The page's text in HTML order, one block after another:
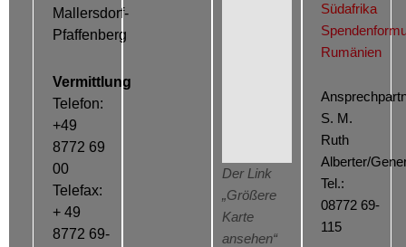
Mallersdorf-
Pfaffenberg
Vermittlung
Telefon:
+49
8772 69
00
Telefax:
+ 49
8772 69-
Der Link
„Größere
Karte
ansehen“
Südafrika
Rumänien
S. M.
Ruth
Alberter/
Tel.:
08772 69-
115